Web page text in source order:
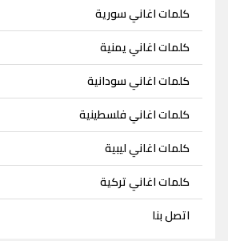
كلمات اغاني سورية
كلمات اغاني يمنية
كلمات اغاني سودانية
كلمات اغاني فلسطينية
كلمات اغاني ليبية
كلمات اغاني تركية
اتصل بنا